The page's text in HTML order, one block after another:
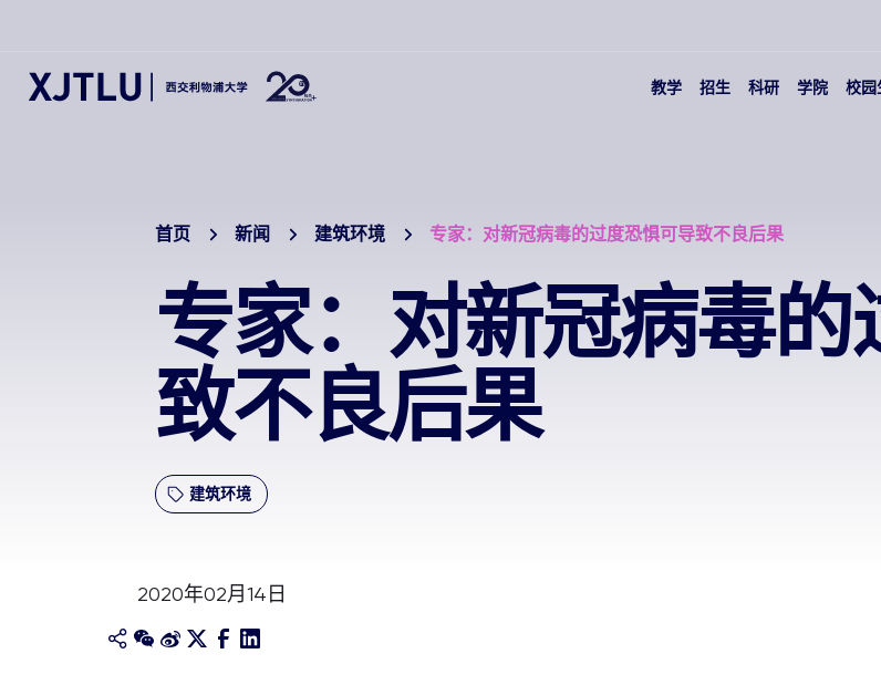
教学 招生 科研 学院 校园
首页 新闻 建筑环境 专家：对新冠病毒的过度恐惧可导致不良后果
专家：对新冠病毒
致不良后果
建筑环境
2020年02月14日